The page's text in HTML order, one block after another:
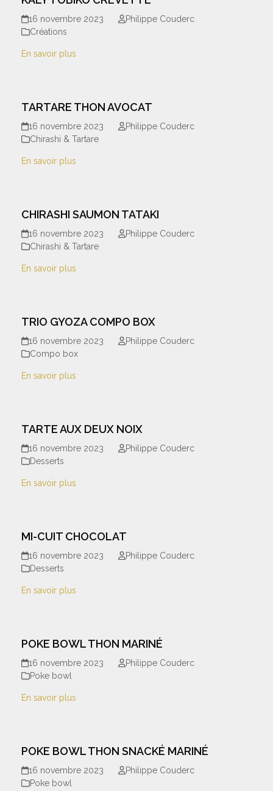
16 novembre 2023
Philippe Couderc
Créations
En savoir plus
TARTARE THON AVOCAT
16 novembre 2023
Philippe Couderc
Chirashi & Tartare
En savoir plus
CHIRASHI SAUMON TATAKI
16 novembre 2023
Philippe Couderc
Chirashi & Tartare
En savoir plus
TRIO GYOZA COMPO BOX
16 novembre 2023
Philippe Couderc
Compo box
En savoir plus
TARTE AUX DEUX NOIX
16 novembre 2023
Philippe Couderc
Desserts
En savoir plus
MI-CUIT CHOCOLAT
16 novembre 2023
Philippe Couderc
Desserts
En savoir plus
POKE BOWL THON MARINÉ
16 novembre 2023
Philippe Couderc
Poke bowl
En savoir plus
POKE BOWL THON SNACKÉ MARINÉ
16 novembre 2023
Philippe Couderc
Poke bowl